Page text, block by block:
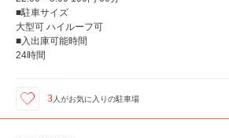
■駐車サイズ
大型可 ハイルーフ可
■入出庫可能時間
24時間
3 人がお気に入りの駐車場